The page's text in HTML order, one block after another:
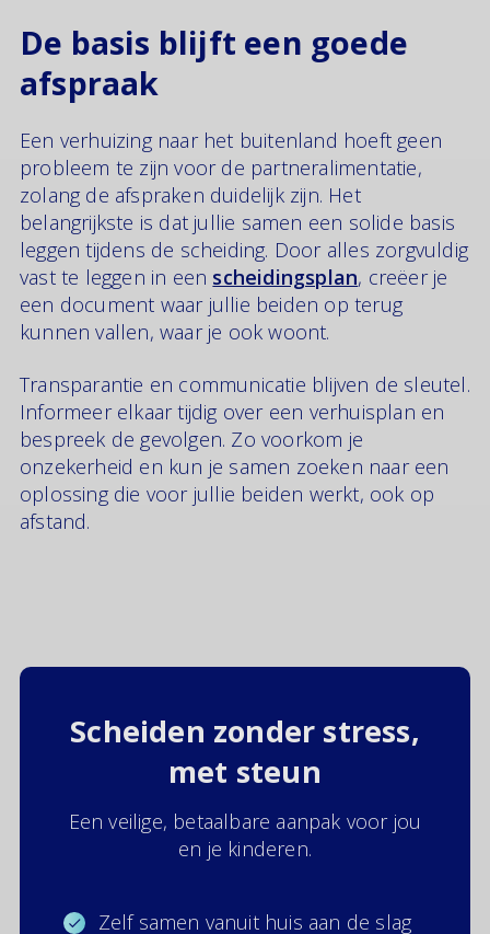
afdwingen van betaling lastiger. Het is niet
onmogelijk, maar het vereist vaak het inschakelen
van een lokale advocaat en een juridische
maken is in zo’n geval extra belangrijk.
De basis blijft een goede
afspraak
Een verhuizing naar het buitenland hoeft geen
probleem te zijn voor de partneralimentatie,
zolang de afspraken duidelijk zijn. Het
belangrijkste is dat jullie samen een solide basis
leggen tijdens de scheiding. Door alles zorgvuldig
vast te leggen in een scheidingsplan, creëer je
een document waar jullie beiden op terug
kunnen vallen, waar je ook woont.
Transparantie en communicatie blijven de sleutel.
Informeer elkaar tijdig over een verhuisplan en
bespreek de gevolgen. Zo voorkom je
onzekerheid en kun je samen zoeken naar een
oplossing die voor jullie beiden werkt, ook op
afstand.
Scheiden zonder stress,
met steun
Een veilige, betaalbare aanpak voor jou
en je kinderen.
Zelf samen vanuit huis aan de slag